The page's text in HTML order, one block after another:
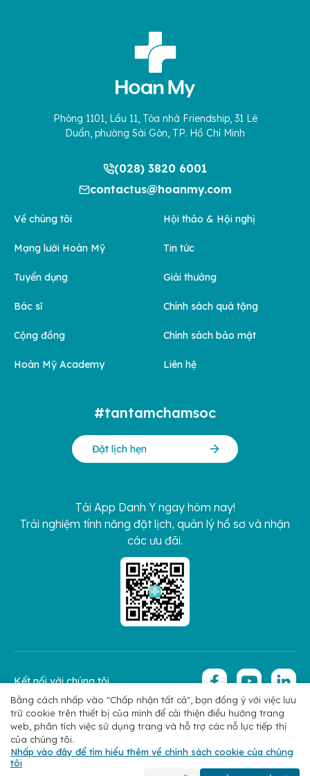
Phòng 1101, Lầu 11, Tòa nhà Friendship, 31 Lê
Duẩn, phường Sài Gòn, TP. Hồ Chí Minh
(028) 3820 6001
contactus@hoanmy.com
Về chúng tôi
Mạng lưới Hoàn Mỹ
Tuyển dụng
Bác sĩ
Cộng đồng
Hoàn Mỹ Academy
Hội thảo & Hội nghị
Tin tức
Giải thưởng
Chính sách quà tặng
Chính sách bảo mật
Liên hệ
#tantamchamsoc
Đặt lịch hẹn
Tải App Danh Y ngay hôm nay!
Trải nghiệm tính năng đặt lịch, quản lý hồ sơ và nhận
các ưu đãi.
Chính sách bảo mật Copyright 2026 © Hoan My Corporation
Kết nối với chúng tôi
Đặt lịch Liên hệ
Bằng cách nhấp vào "Chấp nhận tất cả", bạn đồng ý với việc lưu
trữ cookie trên thiết bị của mình để cải thiện điều hướng trang
web, phân tích việc sử dụng trang và hỗ trợ các nỗ lực tiếp thị
của chúng tôi.
Nhấp vào đây để tìm hiểu thêm về chính sách cookie của chúng
tôi